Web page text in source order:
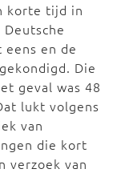
korte tijd in
en de
Die
geval was 48
lukt volgens
van
die kort
verzoek van